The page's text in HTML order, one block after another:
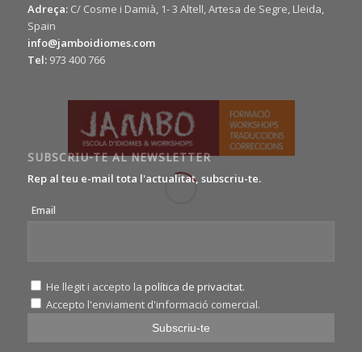
Adreça: C/ Cosme i Damià, 1- 3 Altell, Artesa de Segre, Lleida,
Spain
info@jamboidiomes.com
Tel: 973 400 766
SUBSCRIU-TE AL NEWSLETTER
Rep al teu e-mail tota l'actualitat, subscriu-te.
Email
He llegit i accepto la política de privacitat.
Accepto l'enviament d'informació comercial.